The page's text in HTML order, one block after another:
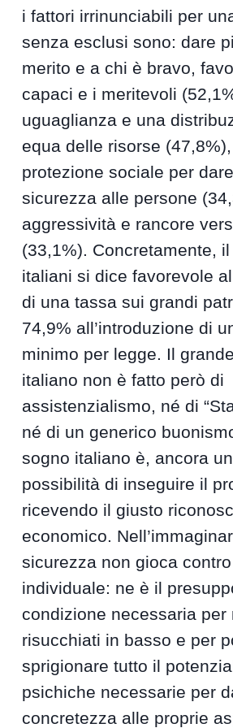
i fattori irrinunciabili per
senza esclusi sono: dare
merito e a chi è bravo,
capaci e i meritevoli
uguaglianza e una
equa delle risorse
protezione sociale per
sicurezza alle persone
aggressività e rancore
(33,1%). Concretamente,
italiani si dice favorevole
di una tassa sui grandi
74,9% all’introduzione di
minimo per legge. Il
italiano non è fatto però di
assistenzialismo, né di
né di un generico
sogno italiano è, ancora
possibilità di inseguire il
ricevendo il giusto
economico.
sicurezza non gioca
individuale: ne è il
condizione necessaria per
risucchiati in basso e per
sprigionare tutto il
psichiche necessarie per
concretezza alle proprie